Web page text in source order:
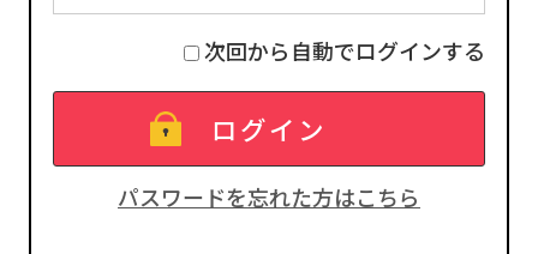
次回から自動でログインする
パスワードを忘れた方はこちら